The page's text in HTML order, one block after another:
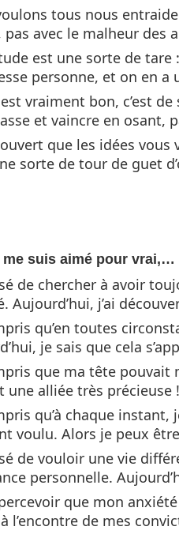
tous nous
pas avec le malheur des
est une sorte de
personne, et on en a
vraiment bon, c’est
et vaincre en osant,
que les idées
sorte de tour de guet
me suis aimé pour vrai,…
de chercher à avoir
Aujourd’hui, j’ai
qu’en toutes
je sais que cela
que ma tête
une alliée très précieuse
qu’à chaque
voulu. Alors je peux
de vouloir une vie
personnelle.
que mon
l’encontre de mes